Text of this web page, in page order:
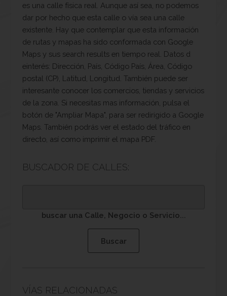
es una calle física real. Aunque así sea, no podemos
dar por hecho que esta calle o vía sea una calle
existente. Hay que contemplar que esta información
de rutas y mapas ha sido conformada con Google
Maps y sus search results en tiempo real. Datos d
einterés: Dirección, País, Código País, Área, Código
postal (CP), Latitud, Longitud. También puede ser
interesante conocer los comercios, tiendas y servicios
de la zona. Si necesitas mas información, pulsa el
botón de "Ampliar Mapa", para ser redirigido a Google
Maps. También podrás ver el estado del tráfico en
directo, así como imprimir el mapa PDF.
BUSCADOR DE CALLES:
buscar una Calle, Negocio o Servicio...
VÍAS RELACIONADAS